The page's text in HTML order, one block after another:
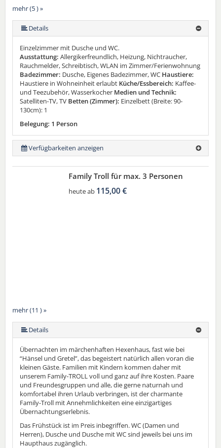
mehr (5 ) »
mehr (5 ) »
Details
Einzelzimmer mit Dusche und WC.
Ausstattung: Allergikerfreundlich, Heizung, Nichtraucher,
Rauchmelder, Schreibtisch, WLAN im Zimmer/Ferienwohnung
Badezimmer: Dusche, Eigenes Badezimmer, WC Haustiere:
Haustiere in Wohneinheit erlaubt Küche/Essbereich: Kaffee-
und Teezubehör, Wasserkocher Medien und Technik:
Satelliten-TV, TV Betten (Zimmer): Einzelbett (Breite: 90-
130cm): 1
Belegung: 1 Person
Verfügbarkeiten anzeigen
mehr (11 ) »
mehr (11 ) »
mehr (11 ) »
mehr (11 ) »
mehr (11 ) »
mehr (11 ) »
mehr (11 ) »
mehr (11 ) »
Family Troll für max. 3 Personen
heute ab 115,00 €
Details
Übernachten im märchenhaften Hexenhaus, fast wie bei
“Hänsel und Gretel”, das begeistert natürlich allen voran die
kleinen Gäste. Familien mit Kindern kommen daher mit
unserem Family-TROLL voll und ganz auf ihre Kosten. Paare
und Freundesgruppen und alle, die gerne naturnah und
komfortabel ihren Urlaub verbringen, ist der charmante
Family-Troll mit Annehmlichkeiten eine einzigartiges
Übernachtungserlebnis.
Das Frühstück ist im Preis inbegriffen. WC (Damen und
Herren), Dusche und Dusche mit WC sind jeweils bei uns im
Haupthaus zugänglich.